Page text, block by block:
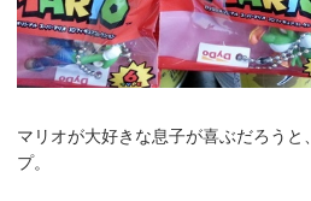
マリオが大好きな息子が喜ぶだろう
プ。